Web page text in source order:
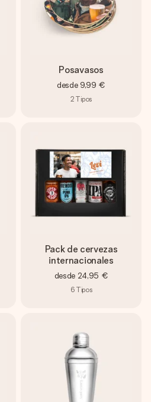
Posavasos
desde 9,99 €
2 Tipos
Pack de cervezas
internacionales
desde 24,95 €
6 Tipos